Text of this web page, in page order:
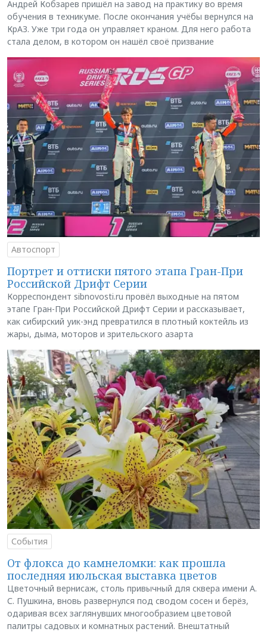
Андрей Кобзарев пришёл на завод на практику во время
обучения в техникуме. После окончания учёбы вернулся на
КрАЗ. Уже три года он управляет краном. Для него работа
стала делом, в котором он нашёл своё призвание
Автоспорт
Портрет и оттиски пятого этапа Гран-При
Российской Дрифт Серии
Корреспондент sibnovosti.ru провёл выходные на пятом
этапе Гран-При Российской Дрифт Серии и рассказывает,
как сибирский уик-энд превратился в плотный коктейль из
жары, дыма, моторов и зрительского азарта
События
От флокса до камнеломки: как прошла
последняя июльская выставка цветов
Цветочный вернисаж, столь привычный для сквера имени А.
С. Пушкина, вновь развернулся под сводом сосен и берёз,
одаривая всех заглянувших многообразием цветовой
палитры садовых и комнатных растений. Внештатный